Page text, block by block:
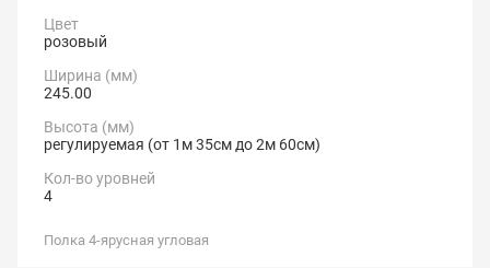
Цвет
розовый
Ширина (мм)
245.00
Высота (мм)
регулируемая (от 1м 35см до 2м 60см)
Кол-во уровней
4
Полка 4-ярусная угловая